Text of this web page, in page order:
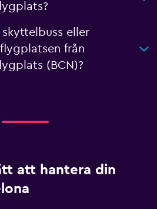
eller
från
(BCN)?
att hantera din